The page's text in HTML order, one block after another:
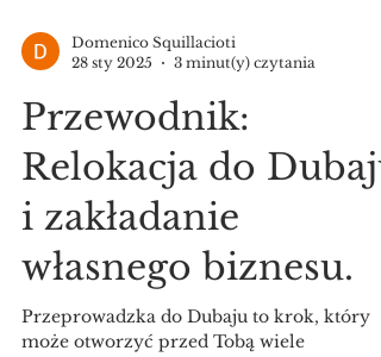
Domenico Squillacioti
28 sty 2025
3 minut(y) czytania
Przewodnik:
Relokacja do Dubaju
i zakładanie